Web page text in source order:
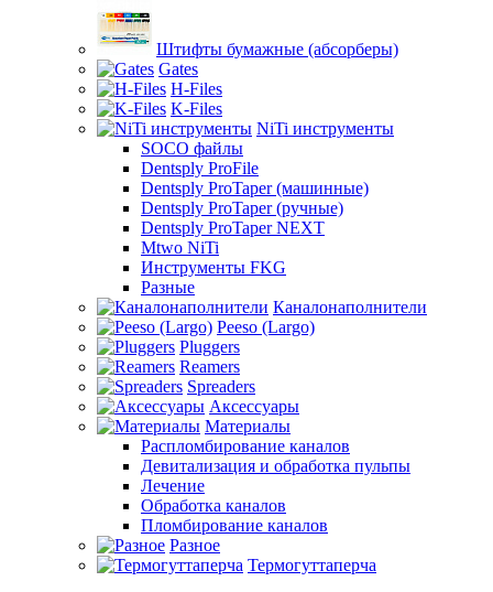
Штифты бумажные (абсорберы)
Gates
H-Files
K-Files
NiTi инструменты
SOCO файлы
Dentsply ProFile
Dentsply ProTaper (машинные)
Dentsply ProTaper (ручные)
Dentsply ProTaper NEXT
Mtwo NiTi
Инструменты FKG
Разные
Каналонаполнители
Peeso (Largo)
Pluggers
Reamers
Spreaders
Аксессуары
Материалы
Распломбирование каналов
Девитализация и обработка пульпы
Лечение
Обработка каналов
Пломбирование каналов
Разное
Термогуттаперча